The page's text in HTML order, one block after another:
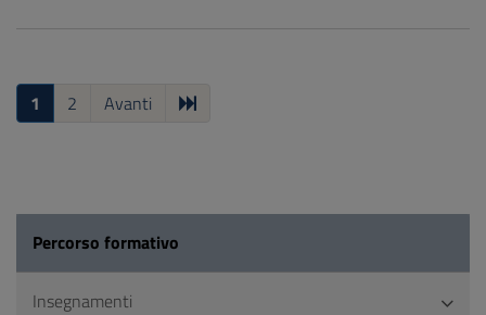
1 2 Avanti
Percorso formativo
Insegnamenti